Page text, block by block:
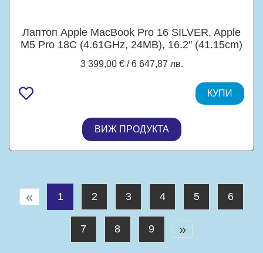
Лаптоп Apple MacBook Pro 16 SILVER, Apple
M5 Pro 18C (4.61GHz, 24MB), 16.2" (41.15cm)
20C GPU Apple M5 Pro, 24GB LPDDR5X, 1TB
SSD, 3x Thunderbolt 4, macOS
3 399,00 € / 6 647,87 лв.
КУПИ
ВИЖ ПРОДУКТА
« 1 2 3 4 5 6
7 8 9 »